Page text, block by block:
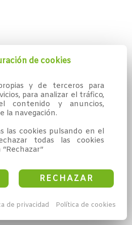
de cookies
y de terceros para
para analizar el tráfico,
contenido y anuncios,
la navegación.
las cookies pulsando en el
todas las cookies
RECHAZAR
de privacidad Política de cookies